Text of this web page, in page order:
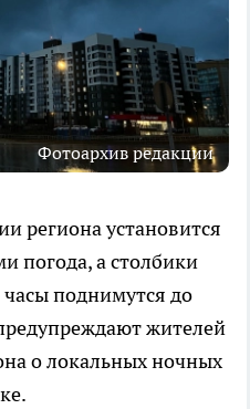
Фотоархив редакции
региона установится
погода, а столбики
поднимутся до
жителей
о локальных ночных